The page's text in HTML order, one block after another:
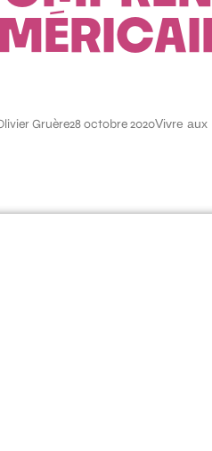
Gruère28 octobre 2020Vivre aux